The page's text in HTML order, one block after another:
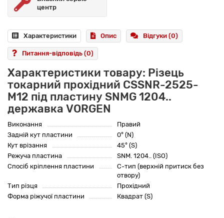
центр
Характеристики Опис Відгуки (0)
Питання-відповідь (0)
Характеристики товару: Різець
токарний прохідний CSSNR-2525-
M12 під пластину SNMG 1204..
державка VORGEN
Виконання
Правий
Задній кут пластини
0° (N)
Кут врізання
45° (S)
Режуча пластина
SNM. 1204.. (ISO)
Спосіб кріплення пластини
C-тип (верхній притиск без
отвору)
Тип різця
Прохідний
Форма ріжучої пластини
Квадрат (S)